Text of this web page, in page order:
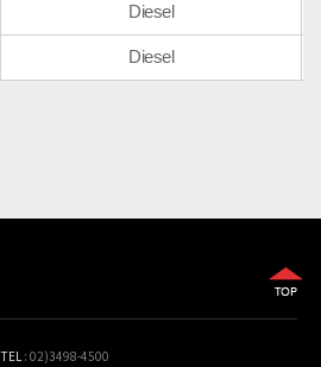
Diesel
Diesel
TEL: 02)3498-4500